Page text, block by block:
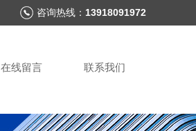
咨询热线： 13918091972
在线留言 联系我们